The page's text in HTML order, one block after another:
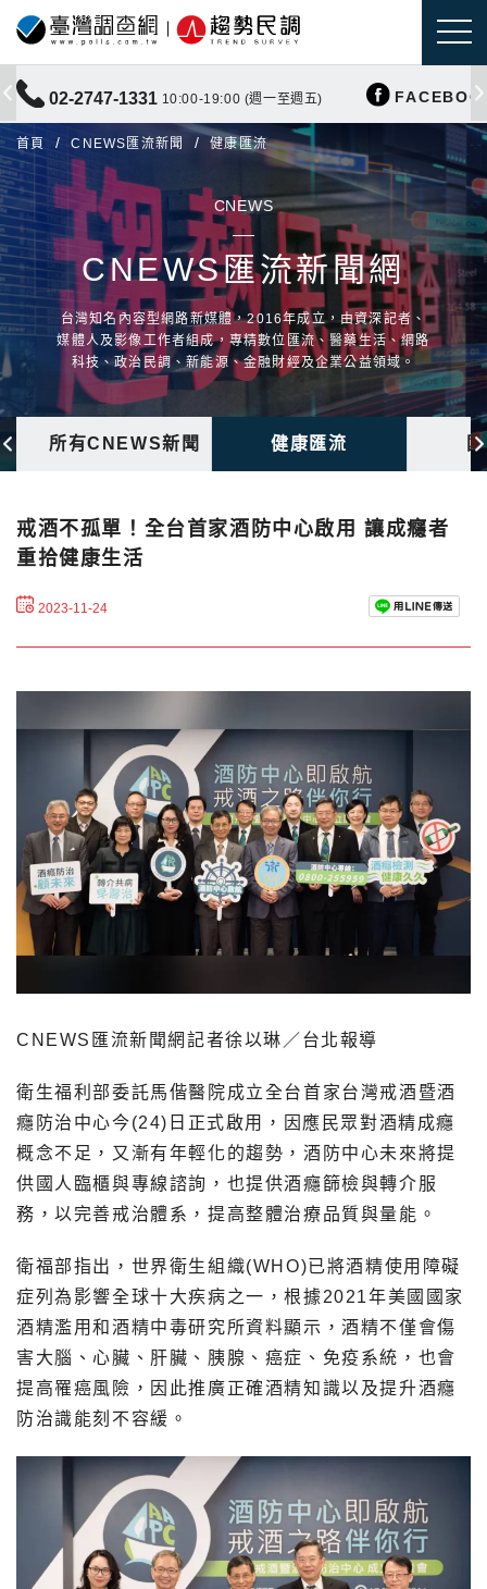
02-2747-1331 10:00-19:00 (週一至週五)
首頁 CNEWS匯流新聞 健康匯流
CNEWS
CNEWS匯流新聞網
台灣知名內容型網路新媒體，2016年成立，由資深記者、
媒體人及影像工作者組成，專精數位匯流、醫藥生活、網路
科技、政治民調、新能源、金融財經及企業公益領域。
所有CNEWS新聞 健康匯流
戒酒不孤單！全台首家酒防中心啟用 讓成癮者
重拾健康生活
2023-11-24
CNEWS匯流新聞網記者徐以琳／台北報導
衛生福利部委託馬偕醫院成立全台首家台灣戒酒暨酒
癮防治中心今(24)日正式啟用，因應民眾對酒精成癮
概念不足，又漸有年輕化的趨勢，酒防中心未來將提
供國人臨櫃與專線諮詢，也提供酒癮篩檢與轉介服
務，以完善戒治體系，提高整體治療品質與量能。
衛福部指出，世界衛生組織(WHO)已將酒精使用障礙
症列為影響全球十大疾病之一，根據2021年美國國家
酒精濫用和酒精中毒研究所資料顯示，酒精不僅會傷
害大腦、心臟、肝臟、胰腺、癌症、免疫系統，也會
提高罹癌風險，因此推廣正確酒精知識以及提升酒癮
防治識能刻不容緩。